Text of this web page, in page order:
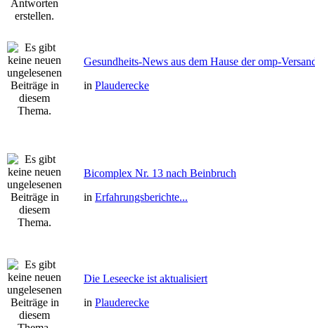
Gesundheits-News aus dem Hause der omp-
in Plauderecke
Bicomplex Nr. 13 nach Beinbruch
in Erfahrungsberichte...
Die Leseecke ist aktualisiert
in Plauderecke